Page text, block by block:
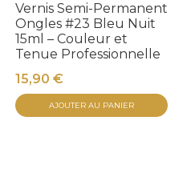
Vernis Semi-Permanent
Ongles #23 Bleu Nuit
15ml – Couleur et
Tenue Professionnelle
15,90 €
AJOUTER AU PANIER